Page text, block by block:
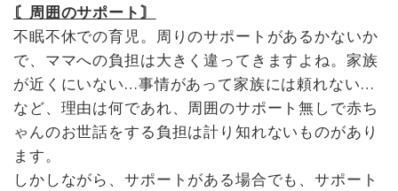
〘周囲のサポート〙
不眠不休での育児。周りのサポートがあるかないか
で、ママへの負担は大きく違ってきますよね。家族
が近くにいない…事情があって家族には頼れない…
など、理由は何であれ、周囲のサポート無しで赤ち
ゃんのお世話をする負担は計り知れないものがあり
ます。
しかしながら、サポートがある場合でも、サポート